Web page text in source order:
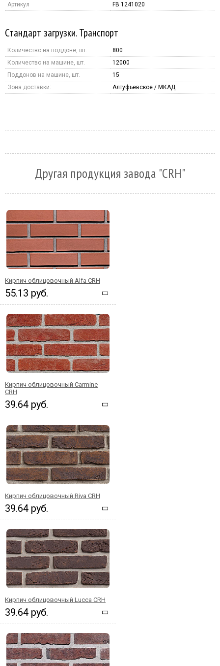
Артикул
FB 1241020
Стандарт загрузки. Транспорт
Количество на поддоне, шт.
800
Количество на машине, шт.
12000
Поддонов на машине, шт.
15
Зона доставки:
Алтуфьевское / МКАД
Другая продукция завода "CRH"
Кирпич облицовочный Alfa CRH
55.13 руб.
Кирпич облицовочный Carmine
CRH
39.64 руб.
Кирпич облицовочный Riva CRH
39.64 руб.
Кирпич облицовочный Lucca CRH
39.64 руб.